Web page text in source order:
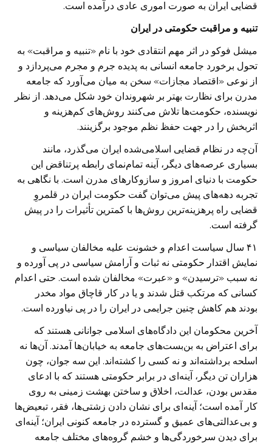
قضایی ایران به صورت اموری عادی درآمده‌ است.
تنبیه و مراقبت حکومتی در ایران
میشل فوکو در اثر مهم انتقادی خود با نام «تنبیه و مراقبت» به
تحول برخورد جامعه انسانی به پدیده جرم و مجرم می‌پردازد و
از نوعی «اقتصاد مجازات» سخن به میان می‌آورد که جامعه
مدرن برای نظارت بهتر بر شهروندان خود شکل می‌دهد. از نظر
نویسنده، حکومت‌ها تلاش می‌کنند روش‌های کم‌هزینه و
اثربخش را در جهت حفظ نظم موجود برگزینند.
آن‌چه در نظام قضایی اسلامی‌شده ایران می‌گذرد، مانند
بسیاری عرصه‌های دیگر، آینه تمام‌نمای رابطه پرتناقض این
حکومت با دنیای امروز و سازوکارهای مدرن است. با نگاهی به
تجربه دهه‌های پیش می‌توان گفت حکومت ایران در قلمروِ
قضایی راه پرهزینه‌ترین روش‌ها با کمترین تأثیرات را در پیش
گرفته است.
۴۱ سال سیاست اعدام و خشونت علیه مخالفان سیاسی و
نمایش اقتدار حکومتی نه ثبات و آرامش سیاسی در پی آورده و
نه سبب «ترسیدن» و «عبرت» مخالفان شده است. حتی اعدام
کسانی که مرتکب قتل شدند و یا در کار قاچاق مواد مخدر
بودند هم کاهش چنین جرایمی در ایران را در پی نیاورده است.
آخرین محکومان این دادگاه‌های اسلامی جوانانی هستند که
برای اعتراض به بن‌بست‌های جامعه به خیابان‌ها آمدند. آن‌ها نه
اسلحه برداشته‌اند و نه کسی را کشته‌اند. این سه جوان، چون
هزاران تن دیگر، آینه‌ای در برابر حکومتی هستند که با ادعای
مقدس بودن، عدالت، اخلاق و ساختن بهشت زمینی به روی
کار آمده است؛ آینه‌ای برای نشان دادن زشتی‌ها، فقر، تبعیض‌ها
و بی‌عدالتی‌های عمیق و گسترده در جامعه کنونی ایران؛ آینه‌ای
برای دیدن سرخوردگی‌ها و خشم گروه‌های مختلف جامعه